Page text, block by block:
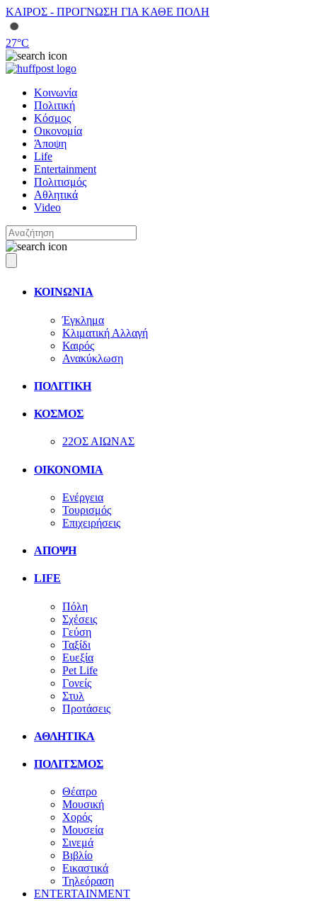
ΚΑΙΡΟΣ - ΠΡΟΓΝΩΣΗ ΓΙΑ ΚΑΘΕ ΠΟΛΗ
27°C
Κοινωνία
Πολιτική
Κόσμος
Οικονομία
Άποψη
Life
Entertainment
Πολιτισμός
Αθλητικά
Video
ΚΟΙΝΩΝΙΑ
Έγκλημα
Κλιματική Αλλαγή
Καιρός
Ανακύκλωση
ΠΟΛΙΤΙΚΗ
ΚΟΣΜΟΣ
22ΟΣ ΑΙΩΝΑΣ
ΟΙΚΟΝΟΜΙΑ
Ενέργεια
Τουρισμός
Επιχειρήσεις
ΑΠΟΨΗ
LIFE
Πόλη
Σχέσεις
Γεύση
Ταξίδι
Ευεξία
Pet Life
Γονείς
Στυλ
Προτάσεις
ΑΘΛΗΤΙΚΑ
ΠΟΛΙΤΣΜΟΣ
Θέατρο
Μουσική
Χορός
Μουσεία
Σινεμά
Βιβλίο
Εικαστικά
Τηλεόραση
ENTERTAINMENT